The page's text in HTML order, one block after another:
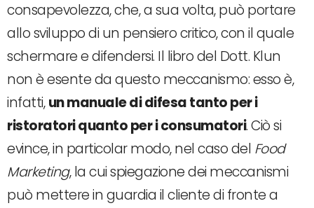
consapevolezza, che, a sua volta, può portare
allo sviluppo di un pensiero critico, con il quale
schermare e difendersi. Il libro del Dott. Klun
non è esente da questo meccanismo: esso è,
infatti,un manuale di difesa tanto per i
ristoratori quanto per i consumatori. Ciò si
evince, in particolar modo, nel caso del Food
Marketing, la cui spiegazione dei meccanismi
può mettere in guardia il cliente di fronte a